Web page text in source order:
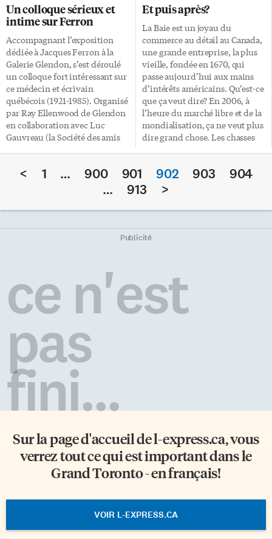
de conseiller le gouvernement
sur les meilleurs moyens à
adopter pour améliorer l’accès
aux programmes d’études
postsecondaires en français.
«Bien que de nombreux
étudiants et étudiantes
francophones suivent des
études postsecondaires, c’est
souvent en anglais qu’ils le font
en raison d’un manque de
programmes offerts […]
catégories sociales et surtout
touristes. À 80 cents la
rencontre. Parfois, 10 à 12 par
[…]
Un colloque sérieux et
intime sur Ferron
Accompagnant l’exposition
dédiée à Jacques Ferron à la
Galerie Glendon, s’est déroulé
un colloque fort intéressant sur
ce médecin et écrivain
québécois (1921-1985). Organisé
par Ray Ellenwood de Glendon
en collaboration avec Luc
Gauvreau (la Société des amis
janvier) fut ouvert par le
conférence inaugurale par la
des présentations et lectures de
l’École de traduction de
Glendon, une pièce de théâtre
de Ferron Le Dodu, et […]
Et puis après?
La Baie est un joyau du
commerce au détail au Canada,
une grande entreprise, la plus
vieille, fondée en 1670, qui
passe aujourd’hui aux mains
d’intérêts américains. Qu’est-ce
que ça veut dire? En 2006, à
l’heure du marché libre et de la
mondialisation, ça ne veut plus
dire grand chose. Les chasses
existent encore, mais il ne faut
pas s’attendre à ce que le
gouvernement fédéral ne se
lance dans une bataille pour
canadiennes. Stephen Harper
< 1 … 900 901 902 903
904
…
913 >
Publicité
ce n'est
pas
fini...
Sur la page d'accueil del-express.ca, vous
verrez tout ce qui est important dans le
Grand Toronto - en français!
VOIR L-EXPRESS.CA